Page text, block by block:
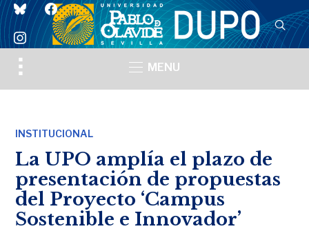
blueskyfacebook
instagram
Toggle
sidebar
MENU
INSTITUCIONAL
La UPO amplía el plazo de
presentación de propuestas
del Proyecto ‘Campus
Sostenible e Innovador’